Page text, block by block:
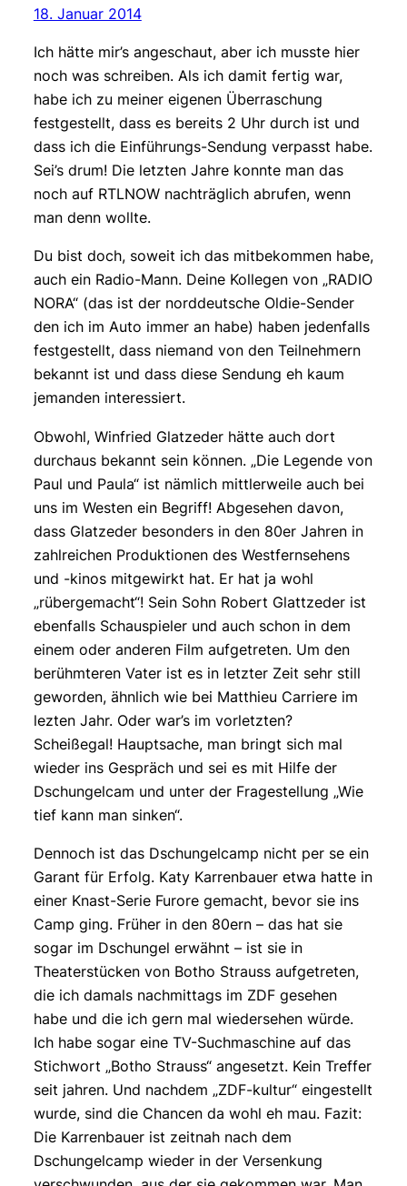
18. Januar 2014
Ich hätte mir’s angeschaut, aber ich musste hier
noch was schreiben. Als ich damit fertig war,
habe ich zu meiner eigenen Überraschung
festgestellt, dass es bereits 2 Uhr durch ist und
dass ich die Einführungs-Sendung verpasst habe.
Sei’s drum! Die letzten Jahre konnte man das
noch auf RTLNOW nachträglich abrufen, wenn
man denn wollte.
Du bist doch, soweit ich das mitbekommen habe,
auch ein Radio-Mann. Deine Kollegen von „RADIO
NORA“ (das ist der norddeutsche Oldie-Sender
den ich im Auto immer an habe) haben jedenfalls
festgestellt, dass niemand von den Teilnehmern
bekannt ist und dass diese Sendung eh kaum
jemanden interessiert.
Obwohl, Winfried Glatzeder hätte auch dort
durchaus bekannt sein können. „Die Legende von
Paul und Paula“ ist nämlich mittlerweile auch bei
uns im Westen ein Begriff! Abgesehen davon,
dass Glatzeder besonders in den 80er Jahren in
zahlreichen Produktionen des Westfernsehens
und -kinos mitgewirkt hat. Er hat ja wohl
„rübergemacht“! Sein Sohn Robert Glattzeder ist
ebenfalls Schauspieler und auch schon in dem
einem oder anderen Film aufgetreten. Um den
berühmteren Vater ist es in letzter Zeit sehr still
geworden, ähnlich wie bei Matthieu Carriere im
lezten Jahr. Oder war’s im vorletzten?
Scheißegal! Hauptsache, man bringt sich mal
wieder ins Gespräch und sei es mit Hilfe der
Dschungelcam und unter der Fragestellung „Wie
tief kann man sinken“.
Dennoch ist das Dschungelcamp nicht per se ein
Garant für Erfolg. Katy Karrenbauer etwa hatte in
einer Knast-Serie Furore gemacht, bevor sie ins
Camp ging. Früher in den 80ern – das hat sie
sogar im Dschungel erwähnt – ist sie in
Theaterstücken von Botho Strauss aufgetreten,
die ich damals nachmittags im ZDF gesehen
habe und die ich gern mal wiedersehen würde.
Ich habe sogar eine TV-Suchmaschine auf das
Stichwort „Botho Strauss“ angesetzt. Kein Treffer
seit jahren. Und nachdem „ZDF-kultur“ eingestellt
wurde, sind die Chancen da wohl eh mau. Fazit:
Die Karrenbauer ist zeitnah nach dem
Dschungelcamp wieder in der Versenkung